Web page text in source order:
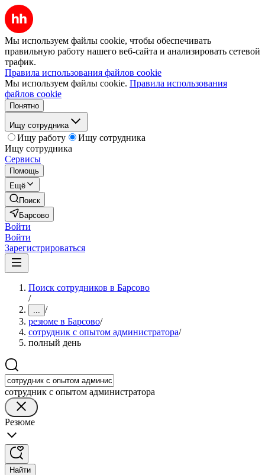
Мы используем файлы cookie, чтобы обеспечивать
правильную работу нашего веб-сайта и анализировать сетевой
трафик.
Правила использования файлов cookie
Мы используем файлы cookie. Правила использования
файлов cookie
Понятно
Ищу сотрудника
Ищу работу
Ищу сотрудника
Ищу сотрудника
Сервисы
Помощь
Ещё
Поиск
Барсово
Войти
Войти
Зарегистрироваться
Поиск сотрудников в Барсово
/
... /
резюме в Барсово/
сотрудник с опытом администратора/
полный день
сотрудник с опытом администратора
Резюме
Найти